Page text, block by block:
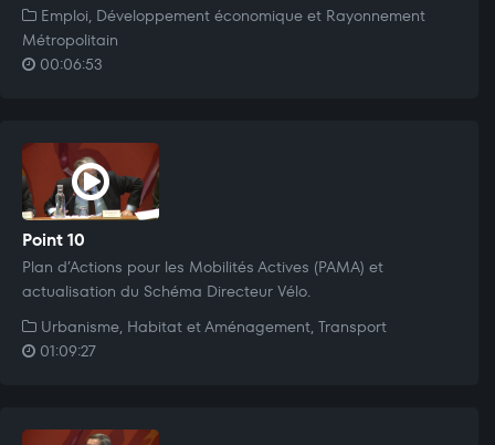
Emploi, Développement économique et Rayonnement
Métropolitain
00:06:53
Point 10
Plan d’Actions pour les Mobilités Actives (PAMA) et
actualisation du Schéma Directeur Vélo.
Urbanisme, Habitat et Aménagement, Transport
01:09:27